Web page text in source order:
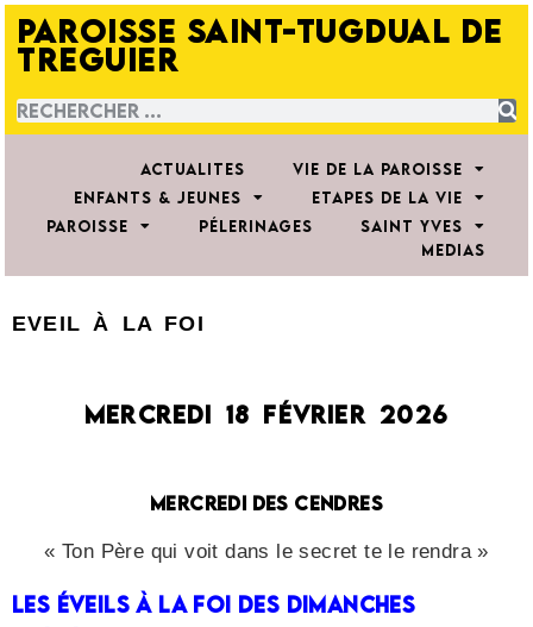
PAROISSE SAINT-TUGDUAL DE
TREGUIER
ACTUALITES
VIE DE LA PAROISSE
ENFANTS & JEUNES
ETAPES DE LA VIE
PAROISSE
PÉLERINAGES
SAINT YVES
MEDIAS
EVEIL À LA FOI
MERCREDI 18 FÉVRIER 2026
MERCREDI DES CENDRES
« Ton Père qui voit dans le secret te le rendra »
Les éveils à la Foi des dimanches